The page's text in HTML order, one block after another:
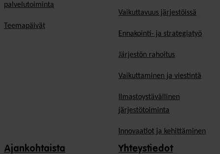
palvelutoiminta
Teemapäivät
Vaikuttavuus järjestöissä
Ennakointi- ja strategiatyö
Järjestön rahoitus
Vaikuttaminen ja viestintä
Ilmastoystävällinen
järjestötoiminta
Innovaatiot ja kehittäminen
Ajankohtaista Yhteystiedot